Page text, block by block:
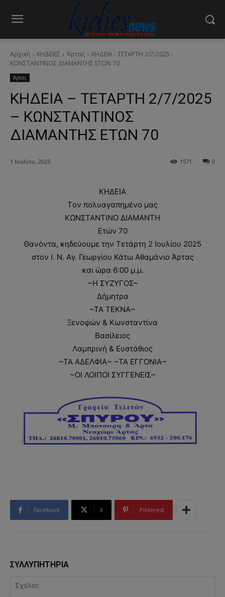
Αρχική ΚΗΔΕΙΕΣ Άρτας
ΚΗΔΕΙΑ - ΤΕΤΑΡΤΗ 2/7/2025 -
ΚΩΝΣΤΑΝΤΙΝΟΣ ΔΙΑΜΑΝΤΗΣ ΕΤΩΝ 70
Άρτας
ΚΗΔΕΙΑ – ΤΕΤΑΡΤΗ 2/7/2025
– ΚΩΝΣΤΑΝΤΙΝΟΣ
ΔΙΑΜΑΝΤΗΣ ΕΤΩΝ 70
1 Ιουλίου, 2025 0
1571
ΚΗΔΕΙΑ
Tον πολυαγαπημένο μας
ΚΩΝΣΤΑΝΤΙΝΟ ΔΙΑΜΑΝΤΗ
Ετών 70
Θανόντα, κηδεύουμε την Τετάρτη 2 Ιουλίου 2025
στον Ι. Ν. Αγ. Γεωργίου Κάτω Αθαμάνιο Άρτας
και ώρα 6:00 μ.μ.
~Η ΣΥΖΥΓΟΣ~
Δήμητρα
~ΤΑ ΤΕΚΝΑ~
Ξενοφών & Κωνσταντίνα
Βασίλειος
Λαμπρινή & Ευστάθιος
~ΤΑ ΑΔΕΛΦΙΑ~ ~ΤΑ ΕΓΓΟΝΙΑ~
~ΟΙ ΛΟΙΠΟΙ ΣΥΓΓΕΝΕΙΣ~
Facebook X Pinterest
ΣΥΛΛΥΠΗΤΗΡΙΑ